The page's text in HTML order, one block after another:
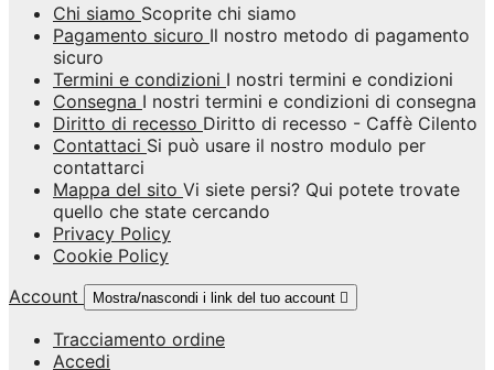
Chi siamo Scoprite chi siamo
Pagamento sicuro Il nostro metodo di pagamento
sicuro
Termini e condizioni I nostri termini e condizioni
Consegna I nostri termini e condizioni di consegna
Diritto di recesso Diritto di recesso - Caffè Cilento
Contattaci Si può usare il nostro modulo per
contattarci
Mappa del sito Vi siete persi? Qui potete trovate
quello che state cercando
Privacy Policy
Cookie Policy
Account
Mostra/nascondi i link del tuo account 
Tracciamento ordine
Accedi